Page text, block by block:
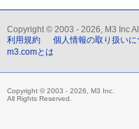
Copyright © 2003 - 2026, M3 Inc
利用規約
個人情報の取り扱いに
m3.comとは
Copyright © 2003 - 2026, M3 Inc.
All Rights Reserved.